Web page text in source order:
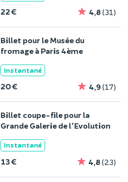
22 € 4,8 (31)
Billet pour le Musée du
fromage à Paris 4ème
Instantané
20 € 4,9(17)
Billet coupe-file pour la
Grande Galerie de l'Evolution
Instantané
13 € 4,8 (23)